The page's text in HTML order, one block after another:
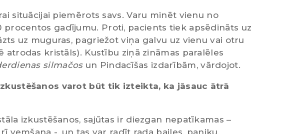
situācijai piemērots savs. Varu minēt vienu no
gadījumu. Proti, pacients tiek apsēdināts uz
uz muguras, pagriežot viņa galvu uz vienu vai otru
atrodas kristāls). Kustību ziņā zināmas paralēles
silmačos un Pindacīšas izdarībām, vārdojot.
varot būt tik izteikta, ka jāsauc ātrā
izkustēšanos, sajūtas ir diezgan nepatīkamas –